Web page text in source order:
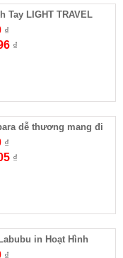
Tay LIGHT TRAVEL
₫
₫
dễ thương mang đi
₫
₫
in Hoạt Hình
₫